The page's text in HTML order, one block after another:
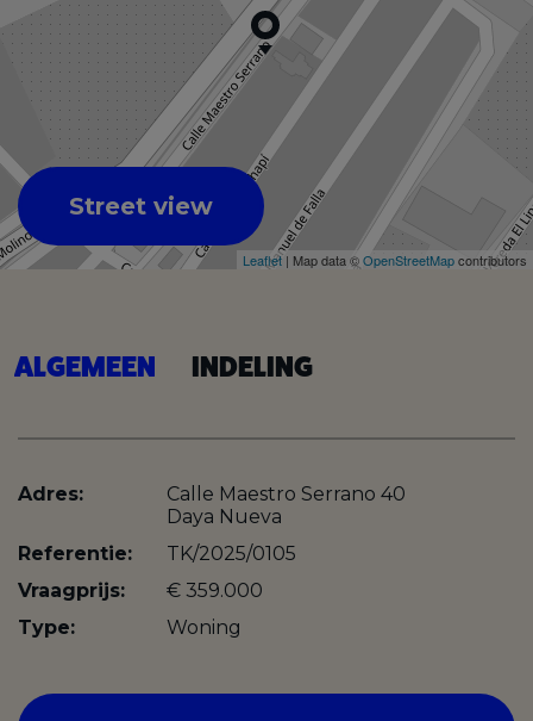
Leaflet| Map data ©OpenStreetMapcontributors
Street view
ALGEMEEN INDELING
Adres:
Calle Maestro Serrano 40
Daya Nueva
Referentie:
TK/2025/0105
Vraagprijs:
€ 359.000
Type:
Woning